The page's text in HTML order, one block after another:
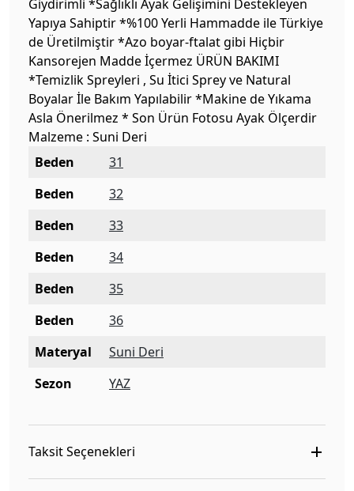
Giydirimli *Sağlıklı Ayak Gelişimini Destekleyen
Yapıya Sahiptir *%100 Yerli Hammadde ile Türkiye
de Üretilmiştir *Azo boyar-ftalat gibi Hiçbir
Kansorejen Madde İçermez ÜRÜN BAKIMI
*Temizlik Spreyleri , Su İtici Sprey ve Natural
Boyalar İle Bakım Yapılabilir *Makine de Yıkama
Asla Önerilmez * Son Ürün Fotosu Ayak Ölçerdir
Malzeme : Suni Deri
Beden
31
Beden
32
Beden
33
Beden
34
Beden
35
Beden
36
Materyal
Suni Deri
Sezon
YAZ
Taksit Seçenekleri